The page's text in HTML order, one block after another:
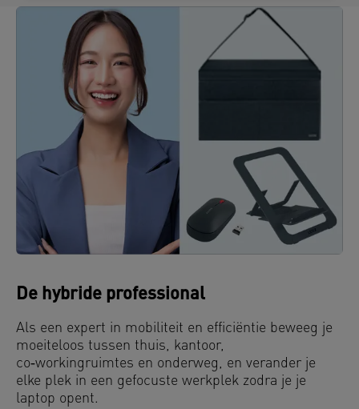
De hybride professional
Als een expert in mobiliteit en efficiëntie beweeg je
moeiteloos tussen thuis, kantoor,
co‑workingruimtes en onderweg, en verander je
elke plek in een gefocuste werkplek zodra je je
laptop opent.